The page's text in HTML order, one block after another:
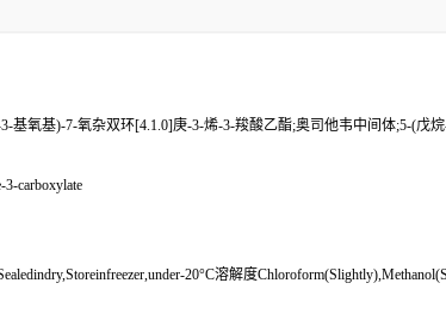
基氧基)-7-氧杂双环[4.1.0]庚-3-烯-3-羧酸乙酯;奥司他韦中间体;5-(戊
carboxylate
20°C溶解度